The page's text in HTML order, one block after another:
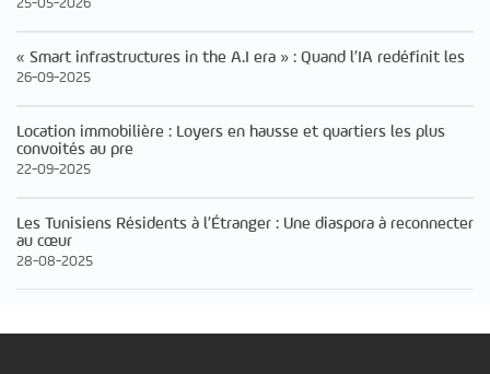
25-05-2026
« Smart infrastructures in the A.I era » : Quand l’IA redéfinit les
26-09-2025
Location immobilière : Loyers en hausse et quartiers les plus
convoités au pre
22-09-2025
Les Tunisiens Résidents à l’Étranger : Une diaspora à reconnecter
au cœur
28-08-2025